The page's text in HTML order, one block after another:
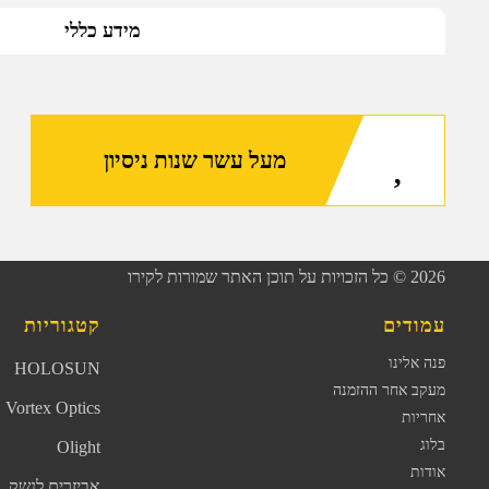
מידע כללי
מעל עשר שנות ניסיון
2026 © כל הזכויות על תוכן האתר שמורות לקירו
עמודים
פנה אלינו
מעקב אחר ההזמנה
אחריות
בלוג
אודות
קטגוריות
HOLOSUN
Vortex Optics
Olight